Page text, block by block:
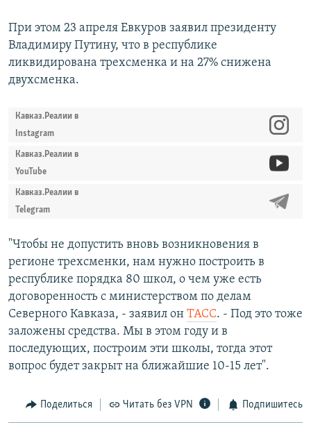
При этом 23 апреля Евкуров заявил президенту
Владимиру Путину, что в республике
ликвидирована трехсменка и на 27% снижена
двухсменка.
Кавказ.Реалии в
Instagram
Кавказ.Реалии в
YouTube
Кавказ.Реалии в
Telegram
"Чтобы не допустить вновь возникновения в
регионе трехсменки, нам нужно построить в
республике порядка 80 школ, о чем уже есть
договоренность с министерством по делам
Северного Кавказа, - заявил он ТАСС. - Под это тоже
заложены средства. Мы в этом году и в
последующих, построим эти школы, тогда этот
вопрос будет закрыт на ближайшие 10-15 лет".
Поделиться Читать без VPN Подпишитесь